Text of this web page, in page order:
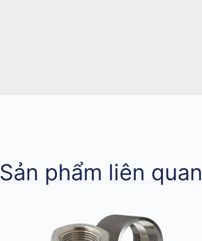
Sản phẩm liên quan